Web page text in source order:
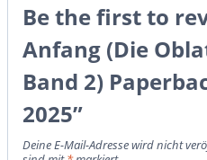
Be the first to
Anfang (Die
Band 2)
2025”
Deine E-Mail-Adresse wird nicht